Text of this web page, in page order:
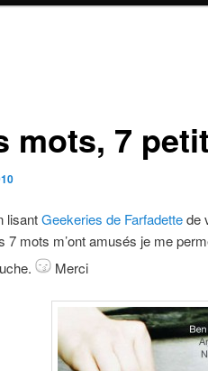
mots, 7
lisantGeekeries de Farfadettede
7 mots m’ont amusés je me
Merci